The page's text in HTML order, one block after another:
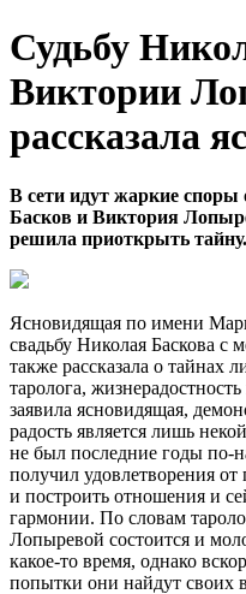
Судьбу
Виктории
рассказала
В сети идут жаркие
Басков и Виктория
решила приоткрыть тайну.
Ясновидящая по имени
свадьбу Николая Баскова
также рассказала о тайнах
таролога,
заявила ясновидящая,
радость является лишь
не был последние годы по-
получил удовлетворения
и построить отношения и
гармонии. По словам
Лопыревой состоится и
какое-то время, однако
попытки они найдут своих